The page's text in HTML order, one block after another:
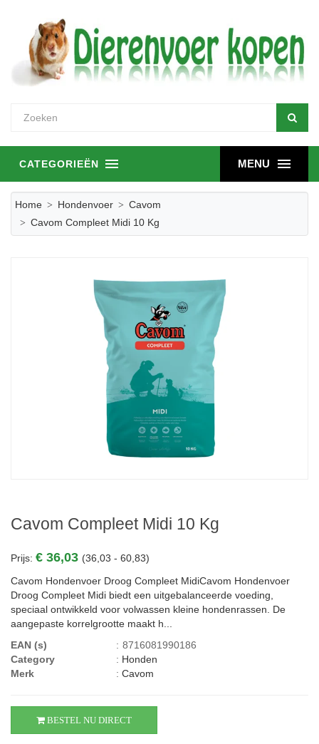
MENU
CATEGORIEËN
Home Hondenvoer
Cavom
Cavom Compleet Midi 10 Kg
Cavom Compleet Midi 10 Kg
Prijs: € 36,03 (36,03 - 60,83)
Cavom Hondenvoer Droog Compleet MidiCavom Hondenvoer
Droog Compleet Midi biedt een uitgebalanceerde voeding,
speciaal ontwikkeld voor volwassen kleine hondenrassen. De
aangepaste korrelgrootte maakt h...
EAN (s)
: 8716081990186
Category
: Honden
Merk
: Cavom
BESTEL NU DIRECT